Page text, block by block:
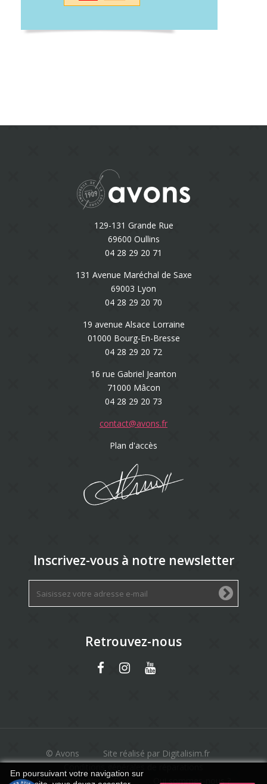
129-131 Grande Rue
69600 Oullins
04 28 29 20 71
131 Avenue Maréchal de Saxe
69003 Lyon
04 28 29 20 70
19 avenue Alsace Lorraine
01000 Bourg-En-Bresse
04 28 29 20 72
16 rue Gabriel Jeanton
71000 Mâcon
04 28 29 20 73
contact@avons.fr
Plan d'accès
Inscrivez-vous à notre newsletter
Retrouvez-nous
© Avons
Site réalisé par Digitalisim.fr
Mentions légales & CGV
Qui sommes-nous ?
En poursuivant votre navigation sur